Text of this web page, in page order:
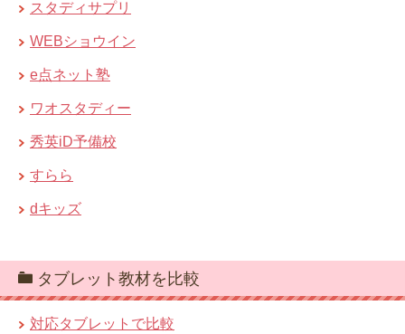
スタディサプリ
WEBショウイン
e点ネット塾
ワオスタディー
秀英iD予備校
すらら
dキッズ
タブレット教材を比較
対応タブレットで比較